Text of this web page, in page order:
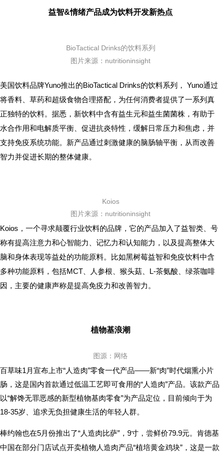
益智&情绪产品成为饮料开发新热点
BioTactical Drinks的饮料系列
图片来源：nutritioninsight
美国饮料品牌Yuno推出的BioTactical Drinks的饮料系列， Yuno通过
将香料、草药和超级食物合理搭配，为任何消费者提供了一系列真
正独特的饮料。据悉，新饮料中含有益生元和益生菌菌株，有助于
水合作用和电解质平衡、促进抗炎特性，缓解日常压力和焦虑，并
支持免疫系统功能。新产品通过刺激健康的脑肠轴平衡，从而改善
智力并促进长期的整体健康。
Koios
图片来源：nutritioninsight
Koios，一个寻求颠覆行业饮料的品牌，它的产品加入了益智类、号
称有提高注意力和心智能力、记忆力和认知能力，以及提高整体大
脑和身体表现等益处的功能原料。比如黑树莓益智和免疫饮料中含
多种功能原料，包括MCT、人参根、猴头菇、L-茶氨酸、绿茶咖啡
因，主要的健康声称是提高免疫力和改善智力。
植物基浪潮
图源：网络
百草味1月宣布上市“人造肉”零食一代产品——新“肉”时代烟熏小片
肠，这是国内首款通过低温工艺即可食用的“人造肉”产品。该款产品
以“解馋无罪恶感的新型植物基肉零食”为产品定位，目前倾向于为
18-35岁、追求无负担健康生活的年轻人群。
棒约翰也在5月份推出了“人造肉比萨”，9寸，尝鲜价79.9元。肯德基
中国在部分门店试点开卖植物人造肉产品“植培黄金鸡块”，这是一款